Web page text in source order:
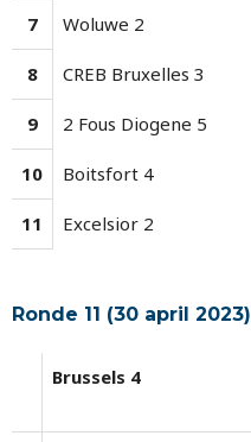
7 Woluwe 2
8 CREB Bruxelles 3
9 2 Fous Diogene 5
10 Boitsfort 4
11 Excelsior 2
Ronde 11 (30 april 2023)
Brussels 4